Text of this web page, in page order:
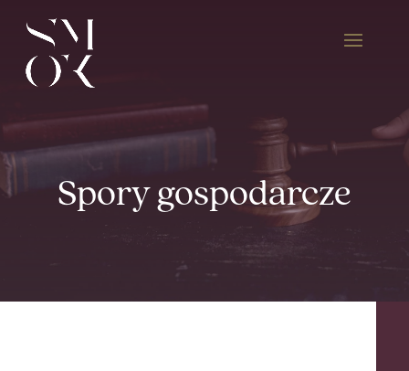
Spory gospodarcze